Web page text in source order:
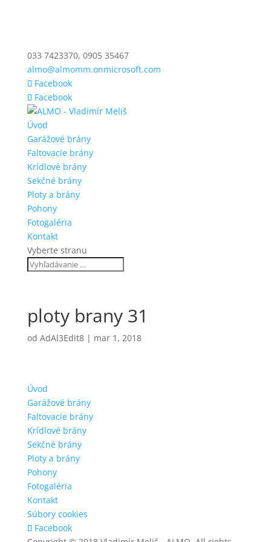
033 7423370, 0905 35467
almo@almomm.onmicrosoft.com
Facebook
Facebook
Úvod
Garážové brány
Faltovacie brány
Krídlové brány
Sekčné brány
Ploty a brány
Pohony
Fotogaléria
Kontakt
Vyberte stranu
ploty brany 31
od AdAl3Edit8| mar 1, 2018
Úvod
Garážové brány
Faltovacie brány
Krídlové brány
Sekčné brány
Ploty a brány
Pohony
Fotogaléria
Kontakt
Súbory cookies
Facebook